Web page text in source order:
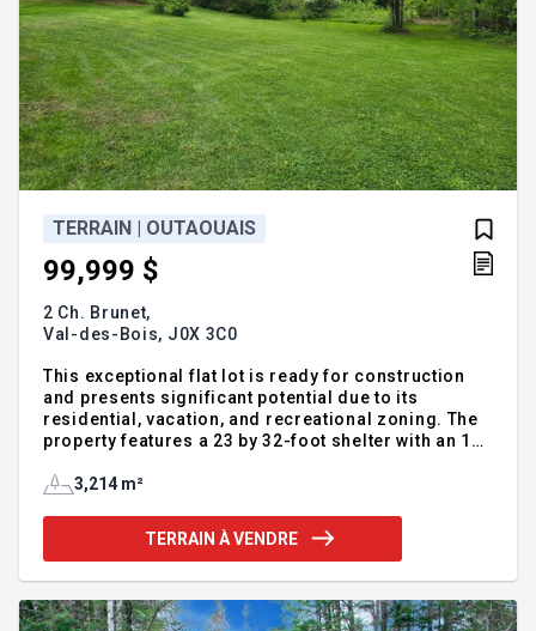
TERRAIN | OUTAOUAIS
99,999 $
2 Ch. Brunet,
Val-des-Bois, J0X 3C0
This exceptional flat lot is ready for construction
and presents significant potential due to its
residential, vacation, and recreational zoning. The
property features a 23 by 32-foot shelter with an 11-
Additionally, there is an option to rent a dock for
Escalier.The property boasts an excellent location
near Lake Escalier, which, along with the Lièvre
dock and boat launch in close p
3,214 m²
TERRAIN À VENDRE